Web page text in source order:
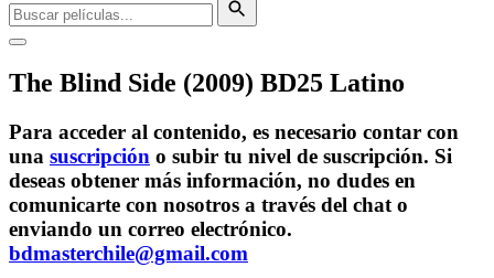
The Blind Side (2009) BD25 Latino
Para acceder al contenido, es necesario contar con
una suscripción o subir tu nivel de suscripción. Si
deseas obtener más información, no dudes en
comunicarte con nosotros a través del chat o
enviando un correo electrónico.
bdmasterchile@gmail.com